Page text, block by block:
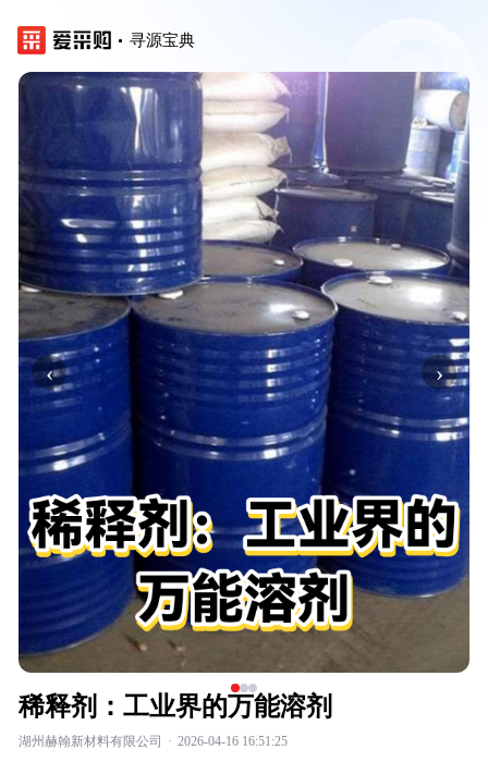
寻源宝典
‹ ›
稀释剂：工业界的万能溶剂
湖州赫翰新材料有限公司 · 2026-04-16 16:51:25